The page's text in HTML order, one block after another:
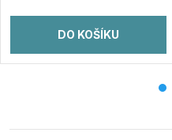
DO KOŠÍKU